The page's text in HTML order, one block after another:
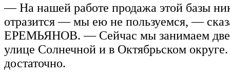
— На нашей работе продажа этой базы
отразится — мы ею не пользуемся, —
ЕРЕМЬЯНОВ. — Сейчас мы занимаем
улице Солнечной и в Октябрьском
достаточно.